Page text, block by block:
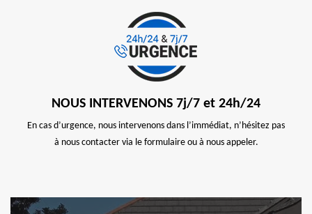
NOUS INTERVENONS 7j/7 et 24h/24
En cas d’urgence, nous intervenons dans l’immédiat, n’hésitez pas
à nous contacter via le formulaire ou à nous appeler.